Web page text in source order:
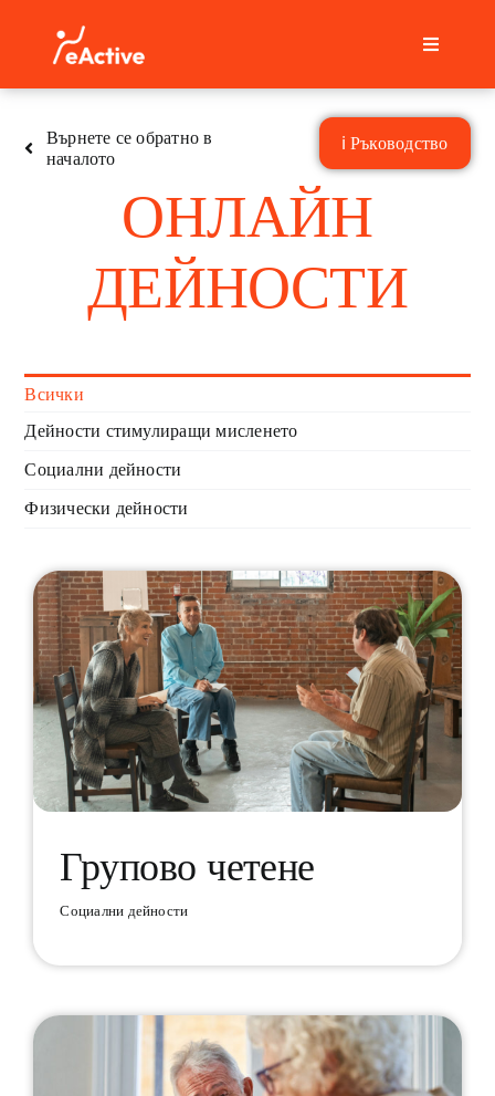
Toggle
Често задавани въпроси
Български
Върнете се обратно в
началото
ОНЛАЙН
ДЕЙНОСТИ
ℹ Ръководство
Всички
Дейности стимулиращи мисленето
Социални дейности
Физически дейности
Групово четене
Социални дейности